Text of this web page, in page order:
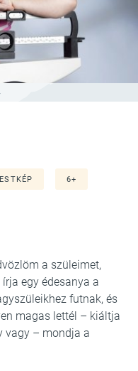
6+
a szüleimet,
egy édesanya a
futnak, és
magas lettél – kiáltja
vagy – mondja a